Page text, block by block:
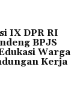
IX DPR RI
BPJS
Warga
Kerja